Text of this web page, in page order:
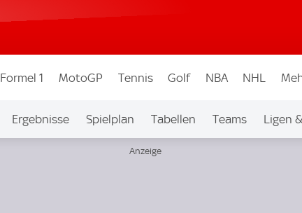
Formel 1 MotoGP Tennis Golf NBA NHL
Ergebnisse Spielplan Tabellen Teams Ligen